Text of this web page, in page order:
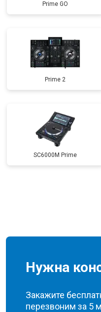
Prime GO
Prime 2
SC6000M Prime
Нужна
Закажите
перезвоним за 5